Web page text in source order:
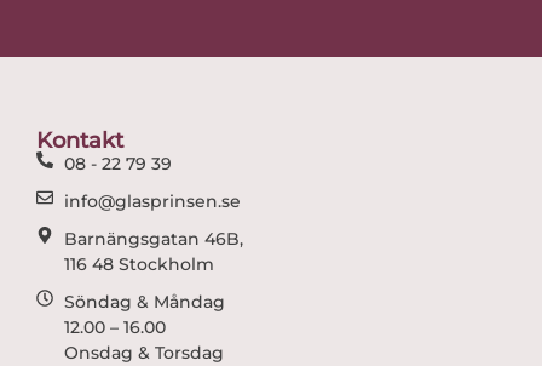
Kontakt
08 - 22 79 39
info@glasprinsen.se
Barnängsgatan 46B,
116 48 Stockholm
Söndag & Måndag
12.00 – 16.00
Onsdag & Torsdag